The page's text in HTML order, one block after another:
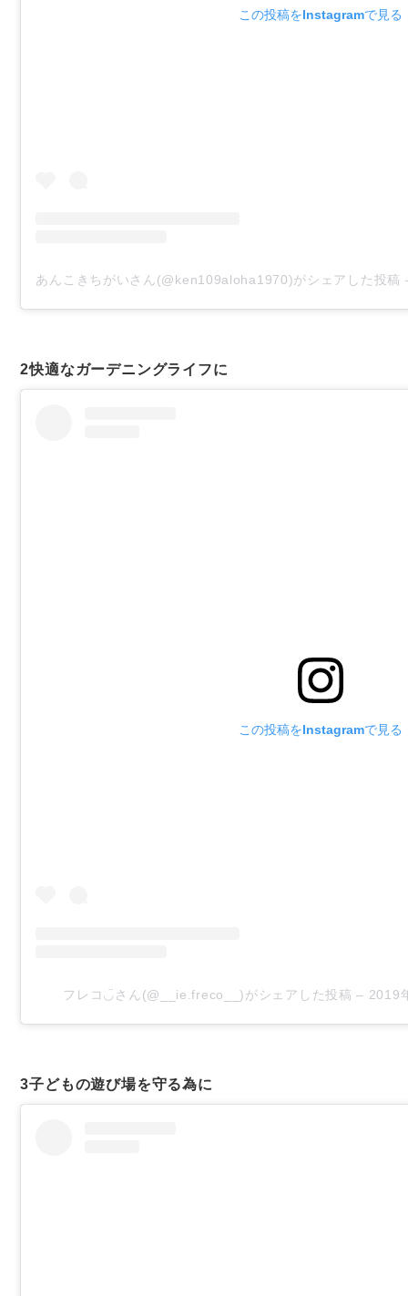
この投稿をInstagramで見る
あんこきちがいさん(@ken109aloha1970)がシェアした投稿
2快適なガーデニングライフに
この投稿をInstagramで見る
フレコ◡̈さん(@__ie.freco__)がシェアした投稿 – 2019
3子どもの遊び場を守る為に